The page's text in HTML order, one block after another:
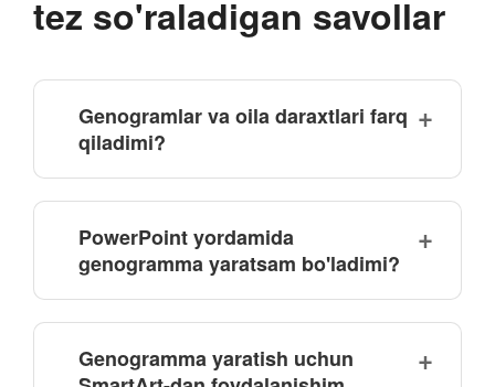
tez so'raladigan savollar
Genogramlar va oila daraxtlari farq
qiladimi?
PowerPoint yordamida
genogramma yaratsam bo'ladimi?
Genogramma yaratish uchun